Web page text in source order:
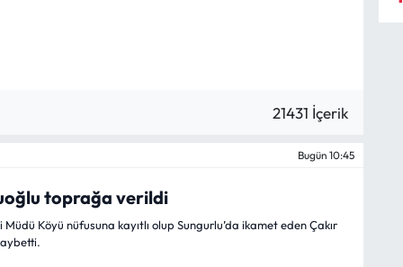
21431 İçerik
Bugün 10:45
toprağa verildi
Müdü Köyü nüfusuna kayıtlı olup Sungurlu’da ikamet eden Çakır